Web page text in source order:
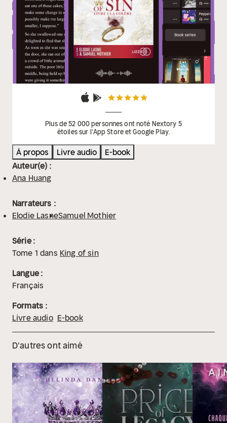
Plus de 52 000 personnes ont noté Nextory 5
étoiles sur l'App Store et Google Play.
À propos Livre audio
E-book
Auteur(e) :
Ana Huang
Narrateurs :
Elodie LasneSamuel Mothier
Série :
Tome 1 dans King of sin
Langue :
Français
Formats :
Livre audio E-book
D'autres ont aimé